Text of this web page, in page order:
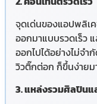
จุดเด่นของแอปพลิเ
ออกมาแบบรวดเร็ว
ออกไปได้อย่างไม่จ
วิวติ๊กต่อก ก็ขึ้นง่าย
3. แหล่งรวมศิลปินแ